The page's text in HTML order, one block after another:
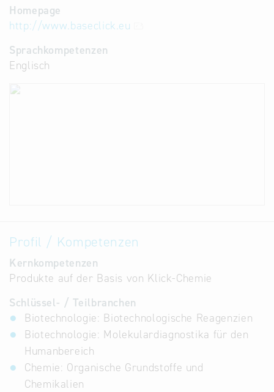
Homepage
http://www.baseclick.eu
Sprachkompetenzen
Englisch
Profil / Kompetenzen
Kernkompetenzen
Produkte auf der Basis von Klick-Chemie
Schlüssel- / Teilbranchen
Biotechnologie: Biotechnologische Reagenzien
Biotechnologie: Molekulardiagnostika für den
Humanbereich
Chemie: Organische Grundstoffe und
Chemikalien